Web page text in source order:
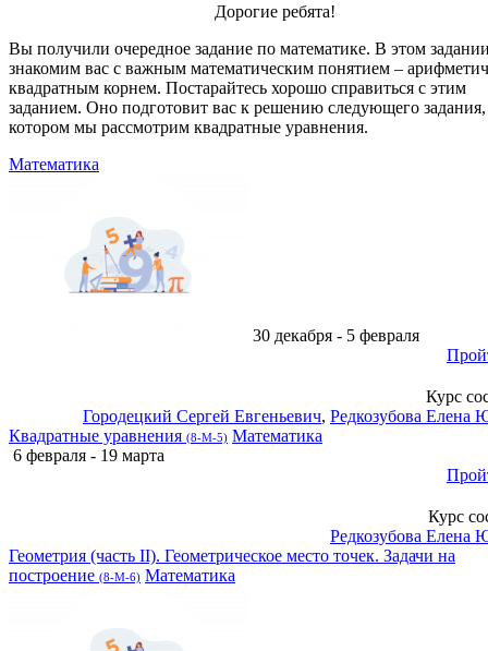
Дорогие ребята!
Вы получили очередное задание по математике. В этом
знакомим вас с важным математическим понятием –
квадратным корнем. Постарайтесь хорошо справиться с этим
заданием. Оно подготовит вас к решению следующего
котором мы рассмотрим квадратные уравнения.
Математика
30 декабря - 5 февраля
Курс
Городецкий Сергей Евгеньевич, Редкозубова Елена
Квадратные уравнения (8-М-5) Математика
6 февраля - 19 марта
Курс
Редкозубова Елена
Геометрия (часть II). Геометрическое место точек. Задачи на
построение (8-М-6) Математика